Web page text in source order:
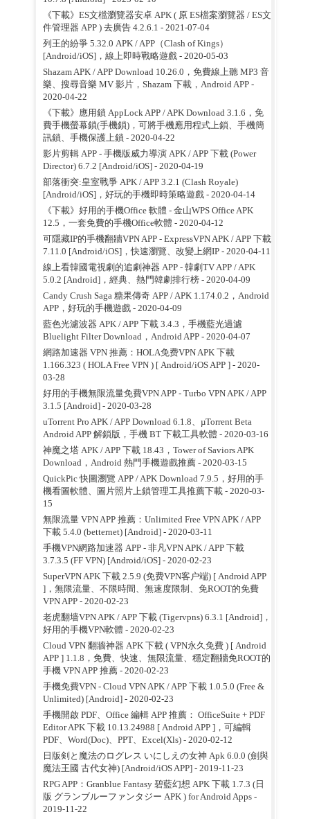
《下載》ES文檔瀏覽器安卓 APK ( 原 ES檔案瀏覽器 / ES文
件管理器 APP ) 去廣告 4.2.6.1 - 2021-07-04
列王的紛爭 5.32.0 APK / APP（Clash of Kings）
[Android/iOS]，線上即時戰略遊戲- 2020-05-03
Shazam APK / APP Download 10.26.0，免費線上聽 MP3 音
樂、搜尋音樂 MV 影片，Shazam 下載，Android APP-
2020-04-22
《下載》應用鎖 AppLock APP / APK Download 3.1.6，免
費手機螢幕鎖(手機鎖)，可將手機應用程式上鎖、手機簡
訊鎖、手機保護上鎖 - 2020-04-22
影片剪輯 APP - 手機版威力導演 APK / APP 下載 (Power
Director) 6.7.2 [Android/iOS]- 2020-04-19
部落衝突:皇室戰爭 APK / APP 3.2.1 (Clash Royale)
[Android/iOS]，好玩的手機即時策略遊戲- 2020-04-14
《下載》好用的手機Office 軟體 - 金山WPS Office APK
12.5，一套免費的手機Office軟體 - 2020-04-12
可隱藏IP的手機翻牆VPN APP - ExpressVPN APK / APP 下載
7.11.0 [Android/iOS]，快速瀏覽、改變上網IP- 2020-04-11
線上看韓國電視劇的追劇神器 APP - 韓劇TV APP / APK
5.0.2 [Android]，經典、熱門韓劇排行榜- 2020-04-09
Candy Crush Saga 糖果傳奇 APP / APK 1.174.0.2，Android
APP，好玩的手機遊戲- 2020-04-09
藍色光濾波器 APK / APP 下載 3.4.3，手機藍光過濾
Bluelight Filter Download，Android APP- 2020-04-07
網路加速器 VPN 推薦：HOLA免费VPN APK 下載
1.166.323 ( HOLA Free VPN ) [ Android/iOS APP ]- 2020-
03-28
好用的手機無限流量免費VPN APP - Turbo VPN APK / APP
3.1.5 [Android]- 2020-03-28
uTorrent Pro APK / APP Download 6.1.8、µTorrent Beta
Android APP 解鎖版，手機 BT 下載工具軟體 - 2020-03-16
神魔之塔 APK / APP 下載 18.43，Tower of Saviors APK
Download，Android 熱門手機遊戲推薦- 2020-03-15
QuickPic 快圖瀏覽 APP / APK Download 7.9.5，好用的手
機看圖軟體、圖片照片上鎖管理工具推薦下載- 2020-03-
15
無限流量 VPN APP 推薦：Unlimited Free VPN APK / APP
下載 5.4.0 (betternet) [Android]- 2020-03-11
手機VPN網路加速器 APP - 非凡VPN APK / APP 下載
3.7.3.5 (FF VPN) [Android/iOS]- 2020-02-23
SuperVPN APK 下載 2.5.9 (免费VPN客户端) [ Android APP
]，無限流量、不限時間、無速度限制、免ROOT的免費
VPN APP- 2020-02-23
老虎翻墙VPN APK / APP 下載 (Tigervpns) 6.3.1 [Android]，
好用的手機VPN軟體 - 2020-02-23
Cloud VPN 翻牆神器 APK 下載 ( VPN永久免費 ) [ Android
APP ] 1.1.8，免費、快速、無限流量、穩定翻牆免ROOT的
手機 VPN APP 推薦- 2020-02-23
手機免費VPN - Cloud VPN APK / APP 下載 1.0.5.0 (Free &
Unlimited) [Android]- 2020-02-23
手機開啟 PDF、Office 編輯 APP 推薦： OfficeSuite + PDF
Editor APK 下載 10.13.24988 [ Android APP ]，可編輯
PDF、Word(Doc)、PPT、Excel(Xls)- 2020-02-12
日版剣と魔法のログレス いにしえの女神 Apk 6.0.0 (劍與
魔法王國 古代女神) [Android/iOS APP]- 2019-11-23
RPG APP：Granblue Fantasy 碧藍幻想 APK 下載 1.7.3 (日
版 グランブルーファンタジー APK ) for Android Apps -
2019-11-22